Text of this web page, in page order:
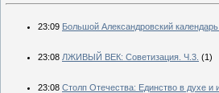
23:09 Большой Александровский
23:08 ЛЖИВЫЙ ВЕК: Советизация. Ч.3. (1)
23:08 Столп Отечества: Единство в духе и